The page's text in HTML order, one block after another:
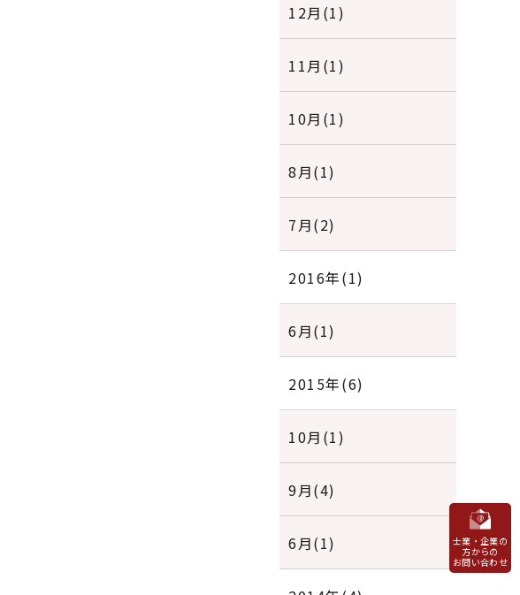
士業・企業の
方からの
お問い合わせ
12月(1)
11月(1)
10月(1)
8月(1)
7月(2)
2016年(1)
6月(1)
2015年(6)
10月(1)
9月(4)
6月(1)